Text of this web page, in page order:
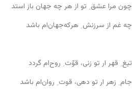
چون مرا عشق ِ تو از هر چه جهان باز استد
چه غم از سرزنش ِ هر‌که‌جهان‌ام باشد
تیغ ِ قهر ار تو زنی، قوّت ِ روح‌ام گردد
جام ِ زهر ار تو دهی، قوت ِ روان‌ام باشد